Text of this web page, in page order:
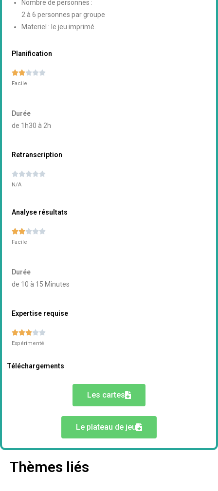
Nombre de personnes :
2 à 6 personnes par groupe
Materiel : le jeu imprimé.
Planification

Facile
Durée
de 1h30 à 2h
Retranscription

N/A
Analyse résultats

Facile
Durée
de 10 à 15 Minutes
Expertise requise

Expérimenté
Téléchargements
Les cartes
Le plateau de jeu
Thèmes liés